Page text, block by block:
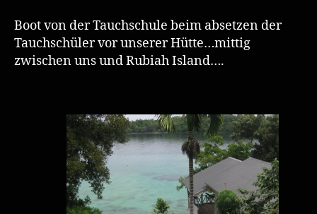
Boot von der Tauchschule beim absetzen der
Tauchschüler vor unserer Hütte…mittig
zwischen uns und Rubiah Island….